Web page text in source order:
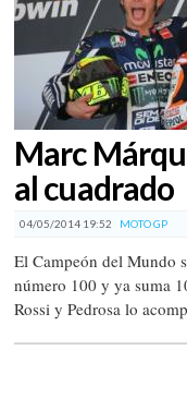
Marc
al cuadrado
04/05/2014 19:52 MOTO GP
El Campeón del Mundo
número 100 y ya suma
Rossi y Pedrosa lo